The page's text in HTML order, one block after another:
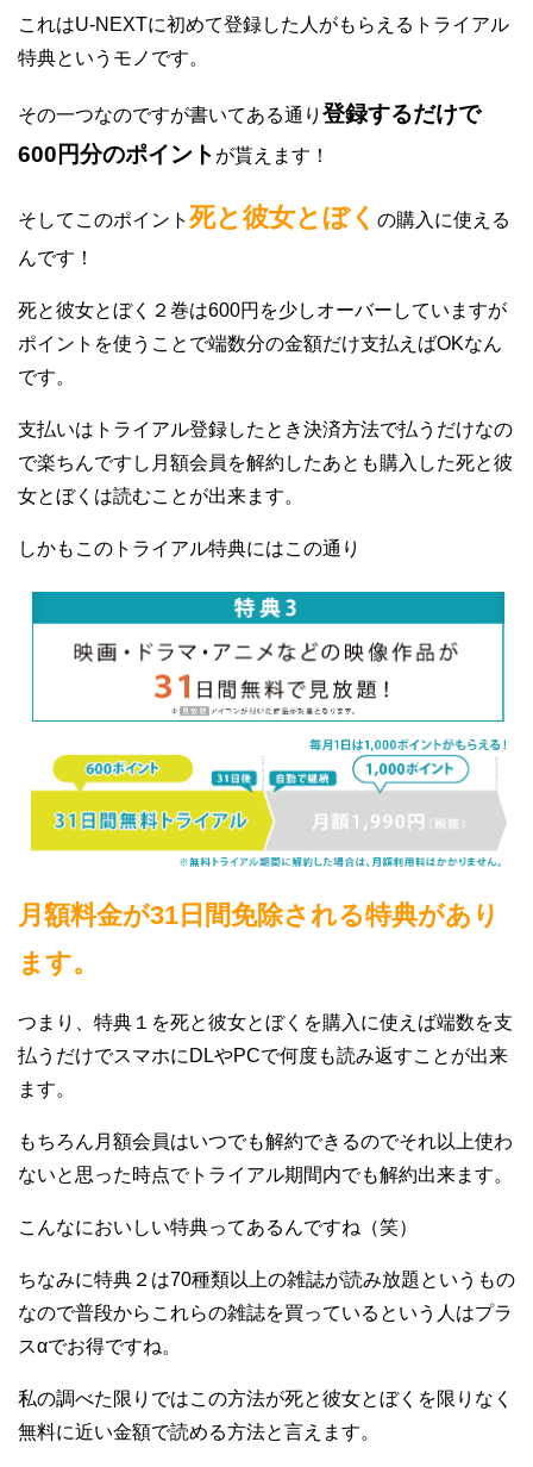
これはU-NEXTに初めて登録した人がもらえるトライアル
特典というモノです。
その一つなのですが書いてある通り 登録するだけで
600円分のポイント が貰えます！
そしてこのポイント 死と彼女とぼく の購入に使える
んです！
死と彼女とぼく２巻は600円を少しオーバーしていますが
ポイントを使うことで端数分の金額だけ支払えばOKなん
です。
支払いはトライアル登録したとき決済方法で払うだけなの
で楽ちんですし月額会員を解約したあとも購入した死と彼
女とぼくは読むことが出来ます。
しかもこのトライアル特典にはこの通り
月額料金が31日間免除される特典があり
ます。
つまり、特典１を死と彼女とぼくを購入に使えば端数を支
払うだけでスマホにDLやPCで何度も読み返すことが出来
ます。
もちろん月額会員はいつでも解約できるのでそれ以上使わ
ないと思った時点でトライアル期間内でも解約出来ます。
こんなにおいしい特典ってあるんですね（笑）
ちなみに特典２は70種類以上の雑誌が読み放題というもの
なので普段からこれらの雑誌を買っているという人はプラ
スαでお得ですね。
私の調べた限りではこの方法が死と彼女とぼくを限りなく
無料に近い金額で読める方法と言えます。